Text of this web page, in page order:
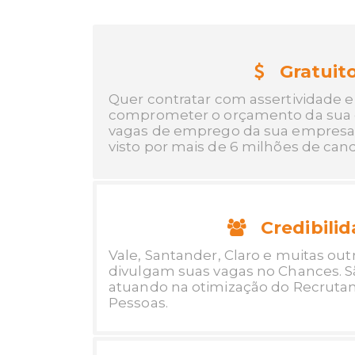
Quer contratar com assertividade
comprometer o orçamento da sua
vagas de emprego da sua
visto por mais de 6 milhões de
Vale, Santander, Claro e muitas
divulgam suas vagas no Chances.
atuando na otimização do
Pessoas.